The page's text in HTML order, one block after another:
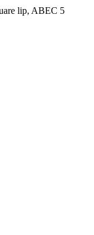
lip, ABEC 5